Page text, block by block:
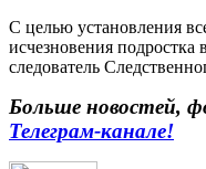
С целью установления
исчезновения
следователь
Больше новостей,
Телеграм-канале!